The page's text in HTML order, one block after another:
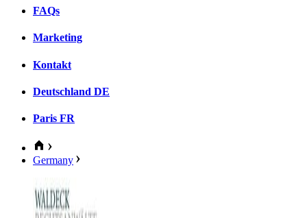
FAQs
Marketing
Kontakt
Deutschland DE
Paris FR
Germany